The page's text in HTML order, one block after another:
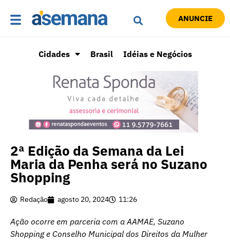
ANUNCIE
Cidades Brasil Idéias e Negócios
2ª Edição da Semana da Lei
Maria da Penha será no Suzano
Shopping
Redação agosto 20, 2024 11:26
Ação ocorre em parceria com a AAMAE, Suzano
Shopping e Conselho Municipal dos Direitos da Mulher